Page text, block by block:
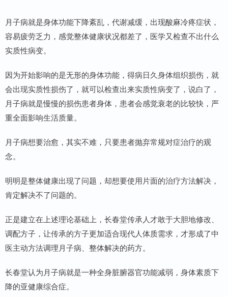
月子病就是身体功能下降紊乱，代谢减缓，出现酸麻冷疼症状，
容易疲劳乏力，感觉整体健康状况都差了，医学又检查不出什么
实质性病变。
因为开始影响的是无形的身体功能，得病日久身体组织损伤，就
会出现实质性损伤了，就可以检查出来实质性病变了，说白了，
月子病就是慢慢的损伤患者身体，患者会感觉衰老的比较快，严
重全面影响生活质量。
月子病想要治愈，其实不难，只要患者抛弃常规对症治疗的观
念。
明明是整体健康出现了问题，却想要使用片面的治疗方法解决，
肯定解决不了问题的。
正是建立在上述理论基础上，长春堂传承人才敢于大胆地修改、
调配方子，让传承的方子更加适合现代人体质需求，才形成了中
医主动方法调理月子病、整体解决的药方。
长春堂认为月子病就是一种全身脏腑器官功能减弱，身体素质下
降的亚健康综合症。